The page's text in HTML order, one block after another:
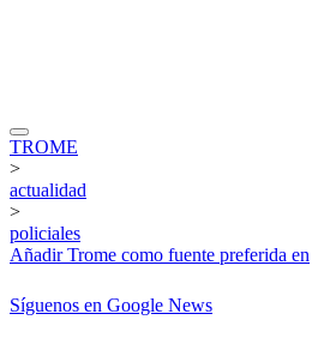
TROME
>
actualidad
>
policiales
AñadirTrome como fuente preferida en
Síguenos en Google News